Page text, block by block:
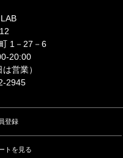
1－27－6
20:00
営業）
2945
登録
トを見る